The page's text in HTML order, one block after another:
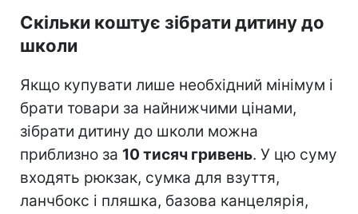
Скільки коштує зібрати дитину до
школи
Якщо купувати лише необхідний мінімум і
брати товари за найнижчими цінами,
зібрати дитину до школи можна
приблизно за 10 тисяч гривень. У цю суму
входять рюкзак, сумка для взуття,
ланчбокс і пляшка, базова канцелярія,